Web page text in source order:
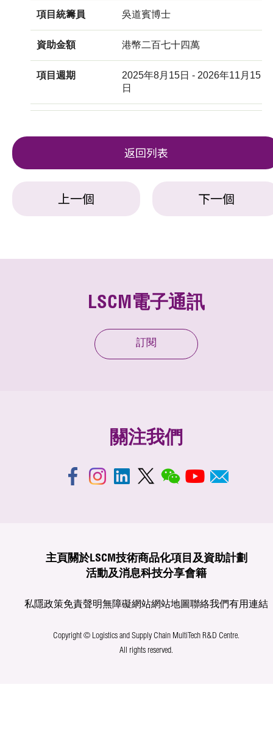
項目統籌員 吳道賓博士
資助金額 港幣二百七十四萬
項目週期
2025年8月15日 - 2026年11月15
日
返回列表
上一個 下一個
LSCM電子通訊
訂閱
關注我們
主頁 關於LSCM技術商品化項目及資助計劃
活動及消息科技分享會籍
私隱政策免責聲明無障礙網站網站地圖聯絡我們有用連結
Copyright © Logistics and Supply Chain MultiTech R&D Centre.
All rights reserved.